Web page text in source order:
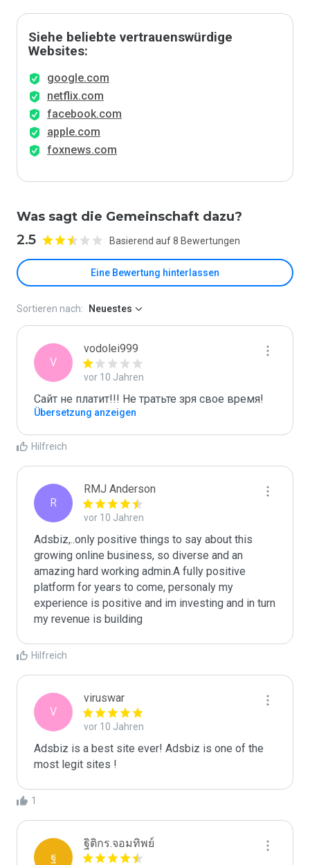
Siehe beliebte vertrauenswürdige
Websites:
google.com
netflix.com
facebook.com
apple.com
foxnews.com
Was sagt die Gemeinschaft dazu?
2.5 Basierend auf 8 Bewertungen
Eine Bewertung hinterlassen
Sortieren nach: Neuestes
V
vodolei999
vor 10 Jahren
Сайт не платит!!! Не тратьте зря свое время!
Übersetzung anzeigen
Hilfreich
R
RMJ Anderson
vor 10 Jahren
Adsbiz,..only positive things to say about this
growing online business, so diverse and an
amazing hard working admin.A fully positive
platform for years to come, personaly my
experience is positive and im investing and in turn
my revenue is building
Hilfreich
V
viruswar
vor 10 Jahren
Adsbiz is a best site ever! Adsbiz is one of the
most legit sites !
1
ฐ
ฐิติกร.จอมทิพย์